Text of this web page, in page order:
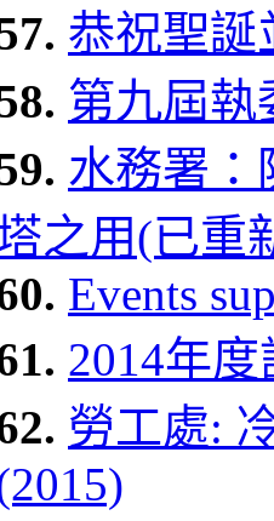
恭祝聖誕
第九屆執
水務署：
之用(已重
Events
2014年
勞工處: